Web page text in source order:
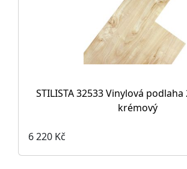
STILISTA 32533 Vinylová
krémový
6 220 Kč